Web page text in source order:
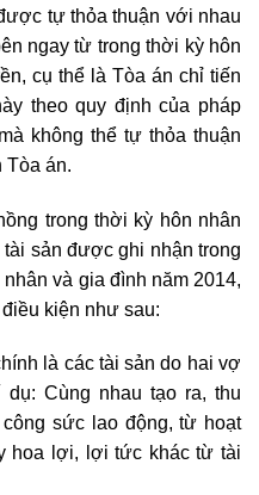
tự thỏa thuận với nhau
ngay từ trong thời kỳ hôn
cụ thể là Tòa án chỉ tiến
theo quy định của pháp
không thể tự thỏa thuận
Tòa án.
trong thời kỳ hôn nhân
sản được ghi nhận trong
và gia đình năm 2014,
kiện như sau:
là các tài sản do hai vợ
Cùng nhau tạo ra, thu
sức lao động, từ hoạt
hoa lợi, lợi tức khác từ tài